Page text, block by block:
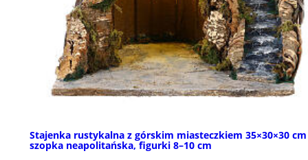
Stajenka rustykalna z górskim miasteczkiem 35×30×30 cm
szopka neapolitańska, figurki 8–10 cm